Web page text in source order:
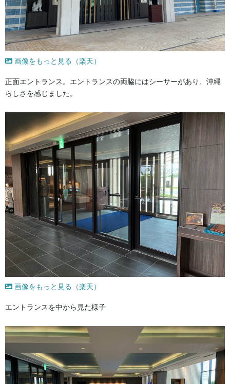
画像をもっと見る（楽天）
正面エントランス。エントランスの両脇にはシーサーがあり、沖縄
らしさを感じました。
画像をもっと見る（楽天）
エントランスを中から見た様子